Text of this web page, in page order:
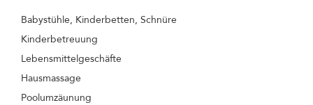
Babystühle, Kinderbetten, Schnüre
Kinderbetreuung
Lebensmittelgeschäfte
Hausmassage
Poolumzäunung